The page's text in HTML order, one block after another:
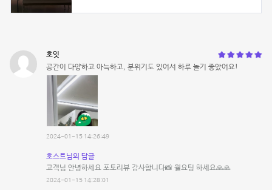
호잇
공간이 다양하고 아늑하고, 분위기도 있어서 하루 놀기 좋았어요!
2024-01-15 14:26:49
호스트님의 답글
고객님 안녕하세요 포토리뷰 감사합니다📸 월요팅 하세요🙏🙏
2024-01-15 14:28:01